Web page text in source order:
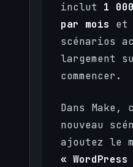
inclut 1
par mois et
scénarios
largement
commencer.
Dans Make,
nouveau
ajoutez le
« WordPress